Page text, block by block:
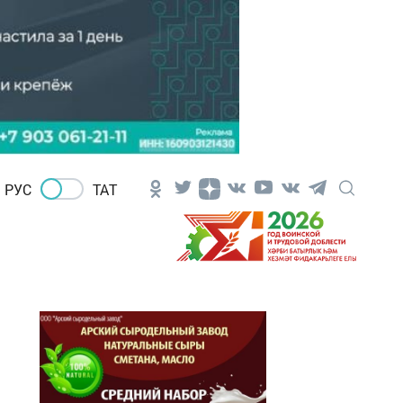
РУС ТАТ